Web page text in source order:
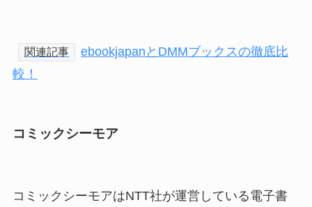
関連記事
ebookjapanとDMMブックスの徹底比
較！
コミックシーモア
コミックシーモアはNTT社が運営している電子書